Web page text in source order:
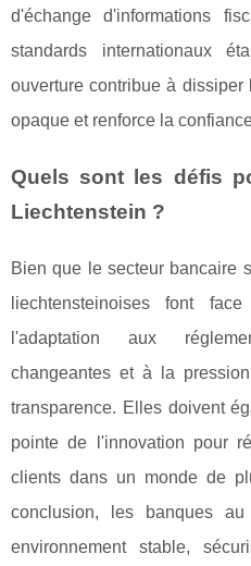
d'échange d'informations
standards internationaux
ouverture contribue à dissiper
opaque et renforce la
Quels sont les défis
Liechtenstein ?
Bien que le secteur bancaire
liechtensteinoises font
l'adaptation aux
changeantes et à la
transparence. Elles doivent
pointe de l'innovation pour
clients dans un monde de
conclusion, les banques
environnement stable,